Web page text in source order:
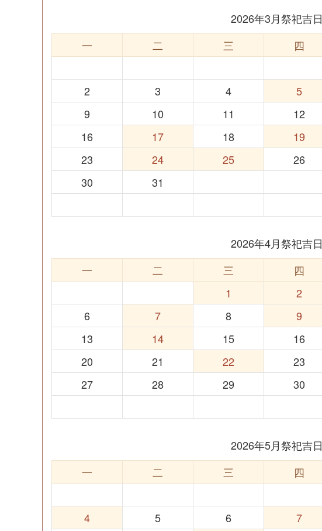
2026年3月祭祀吉日
一
二 三 四
2
3 4 5
9
10 11 12
16
17 18 19
23
24 25 26
30
31
2026年4月祭祀吉日
一
二 三 四
1
2
6
7 8 9
13
14 15 16
20
21 22 23
27
28 29 30
2026年5月祭祀吉日
一
二 三 四
4
5 6 7